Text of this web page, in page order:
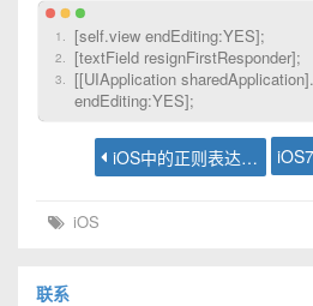
[self.view endEditing:YES];
[textField resignFirstResponder];
[[UIApplication
endEditing:YES];
iOS中的正则表达式案例
iOS
联系